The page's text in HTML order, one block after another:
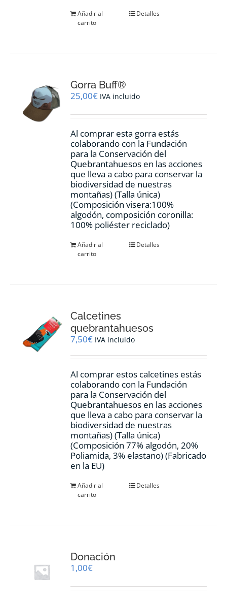
Añadir al
carrito
Detalles
Gorra Buff®
25,00€ IVA incluido
Al comprar esta gorra estás
colaborando con la Fundación
para la Conservación del
Quebrantahuesos en las acciones
que lleva a cabo para conservar la
biodiversidad de nuestras
montañas) (Talla única)
(Composición visera:100%
algodón, composición coronilla:
100% poliéster reciclado)
Añadir al
carrito
Detalles
Calcetines
quebrantahuesos
7,50€ IVA incluido
Al comprar estos calcetines estás
colaborando con la Fundación
para la Conservación del
Quebrantahuesos en las acciones
que lleva a cabo para conservar la
biodiversidad de nuestras
montañas) (Talla única)
(Composición 77% algodón, 20%
Poliamida, 3% elastano) (Fabricado
en la EU)
Añadir al
carrito
Detalles
Donación
1,00€